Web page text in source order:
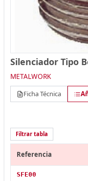
Silenciador Tipo
METALWORK
Ficha Técnica
Filtrar tabla
Referencia
SFE00